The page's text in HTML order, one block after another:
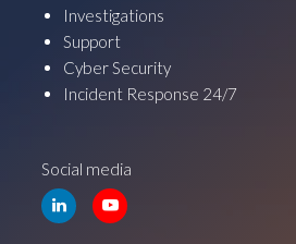
Investigations
Support
Cyber Security
Incident Response 24/7
Social media